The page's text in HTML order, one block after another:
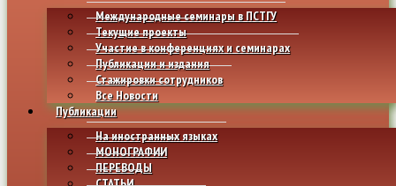
Международные семинары в ПСТГУ
Текущие проекты
Участие в конференциях и семинарах
Публикации и издания
Стажировки сотрудников
Все Новости
Публикации
На иностранных языках
МОНОГРАФИИ
ПЕРЕВОДЫ